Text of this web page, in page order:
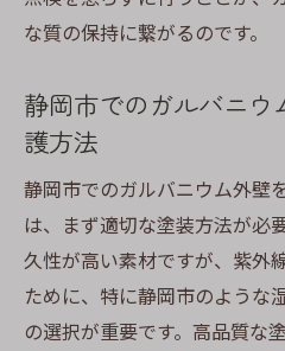
な質の保持に繋がるのです。
静岡市でのガルバニ
護方法
静岡市でのガルバニウム外壁
は、まず適切な塗装方法が必
久性が高い素材ですが、紫外
ために、特に静岡市のような
の選択が重要です。高品質な